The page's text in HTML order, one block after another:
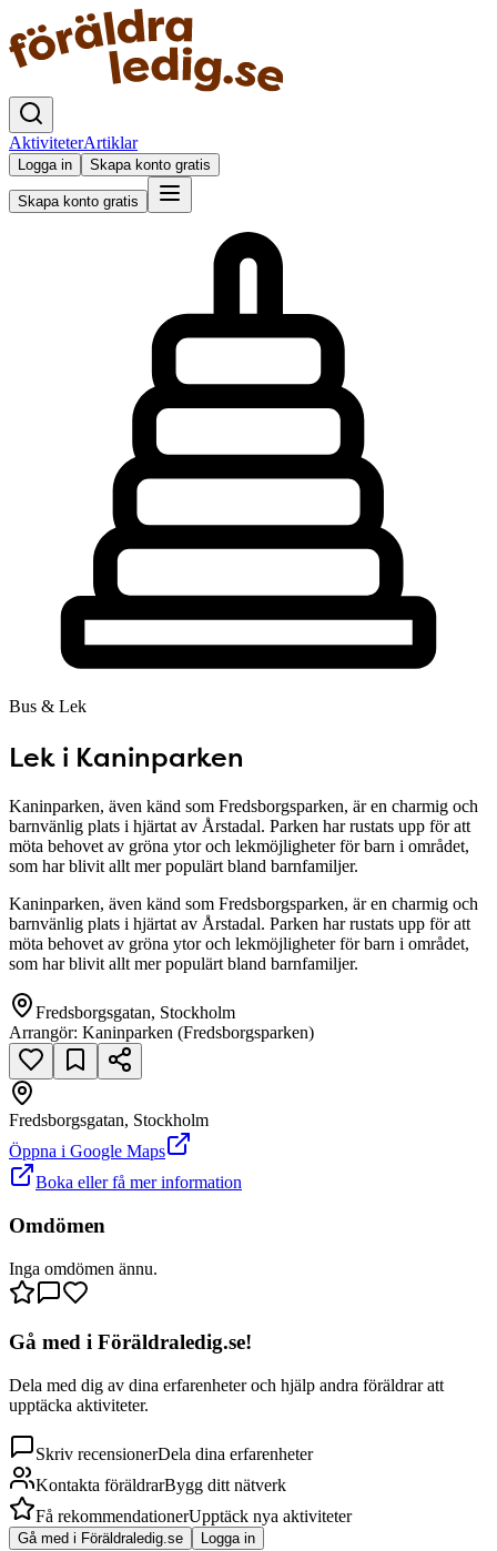
AktiviteterArtiklar
Logga in Skapa konto gratis
Skapa konto gratis
Bus & Lek
Lek i Kaninparken
Kaninparken, även känd som Fredsborgsparken, är en charmig och
barnvänlig plats i hjärtat av Årstadal. Parken har rustats upp för att
möta behovet av gröna ytor och lekmöjligheter för barn i området,
som har blivit allt mer populärt bland barnfamiljer.
Kaninparken, även känd som Fredsborgsparken, är en charmig och
barnvänlig plats i hjärtat av Årstadal. Parken har rustats upp för att
möta behovet av gröna ytor och lekmöjligheter för barn i området,
som har blivit allt mer populärt bland barnfamiljer.
Fredsborgsgatan, Stockholm
Arrangör: Kaninparken (Fredsborgsparken)
Fredsborgsgatan
Fredsborgsgatan, Stockholm
Öppna i Google Maps
Boka eller få mer information
Omdömen
Inga omdömen ännu.
Gå med i Föräldraledig.se!
Dela med dig av dina erfarenheter och hjälp andra föräldrar att
upptäcka aktiviteter.
Skriv recensionerDela dina erfarenheter
Kontakta föräldrarBygg ditt nätverk
Få rekommendationerUpptäck nya aktiviteter
Gå med i Föräldraledig.se Logga in